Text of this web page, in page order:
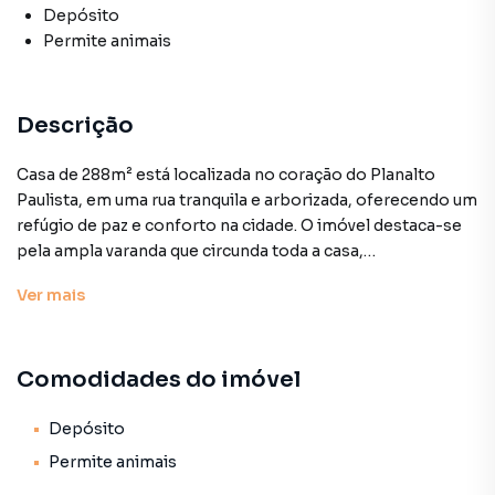
Depósito
Permite animais
Descrição
Casa de 288m² está localizada no coração do Planalto
Paulista, em uma rua tranquila e arborizada, oferecendo um
refúgio de paz e conforto na cidade. O imóvel destaca-se
pela ampla varanda que circunda toda a casa,
desfrutar de momentos ao ar livre. A localização é
da cidade, e ao Clube Líbano, que oferece diversas opções
servida por comércios, restaurantes e serviços de alta
qualidade, garantindo praticidade e conveniência para o dia
Ver mais
Comodidades do imóvel
Depósito
Permite animais